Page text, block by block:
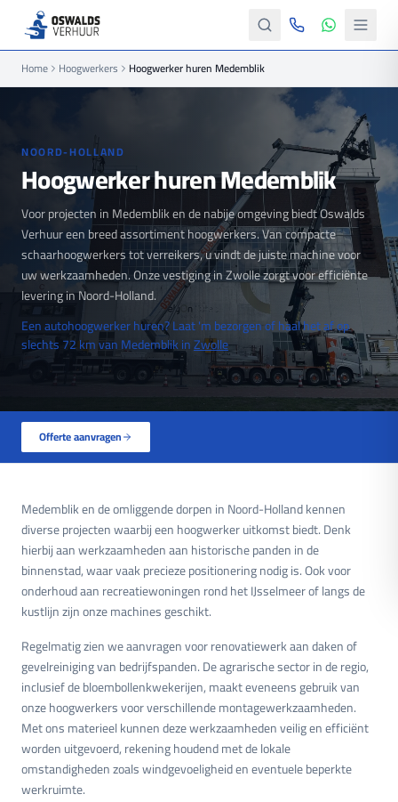
Home Hoogwerkers Hoogwerker huren Medemblik
NOORD-HOLLAND
Hoogwerker huren Medemblik
Voor projecten in Medemblik en de nabije omgeving biedt Oswalds
Verhuur een breed assortiment hoogwerkers. Van compacte
schaarhoogwerkers tot verreikers, u vindt de juiste machine voor
uw werkzaamheden. Onze vestiging in Zwolle zorgt voor efficiënte
levering in Noord-Holland.
Een autohoogwerker huren? Laat 'm bezorgen of haal het af op
slechts 72 km van Medemblik inZwolle
Offerte aanvragen
Medemblik en de omliggende dorpen in Noord-Holland kennen
diverse projecten waarbij een hoogwerker uitkomst biedt. Denk
hierbij aan werkzaamheden aan historische panden in de
binnenstad, waar vaak precieze positionering nodig is. Ook voor
onderhoud aan recreatiewoningen rond het IJsselmeer of langs de
kustlijn zijn onze machines geschikt.
Regelmatig zien we aanvragen voor renovatiewerk aan daken of
gevelreiniging van bedrijfspanden. De agrarische sector in de regio,
inclusief de bloembollenkwekerijen, maakt eveneens gebruik van
onze hoogwerkers voor verschillende montagewerkzaamheden.
Met ons materieel kunnen deze werkzaamheden veilig en efficiënt
worden uitgevoerd, rekening houdend met de lokale
omstandigheden zoals windgevoeligheid en eventuele beperkte
werkruimte.